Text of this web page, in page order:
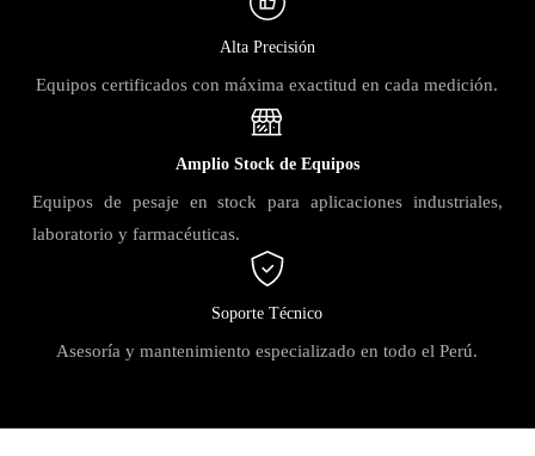
Alta Precisión
Equipos certificados con máxima exactitud en cada medición.
Amplio Stock de Equipos
Equipos de pesaje en stock para aplicaciones industriales,
laboratorio y farmacéuticas.
Soporte Técnico
Asesoría y mantenimiento especializado en todo el Perú.